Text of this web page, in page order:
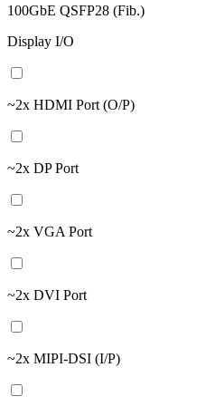
100GbE QSFP28 (Fib.)
Display I/O
~2x HDMI Port (O/P)
~2x DP Port
~2x VGA Port
~2x DVI Port
~2x MIPI-DSI (I/P)